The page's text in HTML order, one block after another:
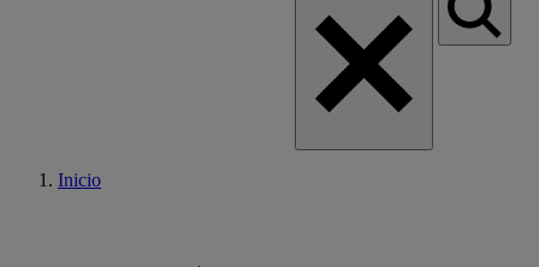
Inicio